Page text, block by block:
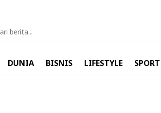
DUNIA BISNIS LIFESTYLE SPORT